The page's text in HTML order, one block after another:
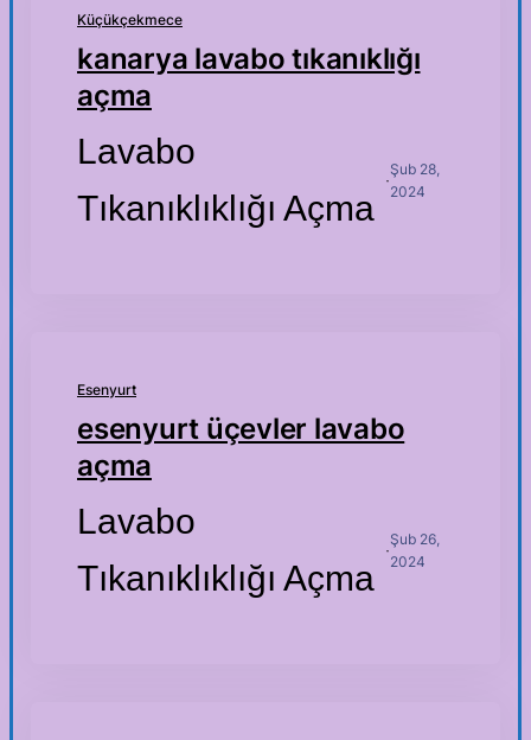
Küçükçekmece
kanarya lavabo tıkanıklığı
açma
Lavabo
Tıkanıklıklığı Açma
·
Şub 28,
2024
Esenyurt
esenyurt üçevler lavabo
açma
Lavabo
Tıkanıklıklığı Açma
·
Şub 26,
2024